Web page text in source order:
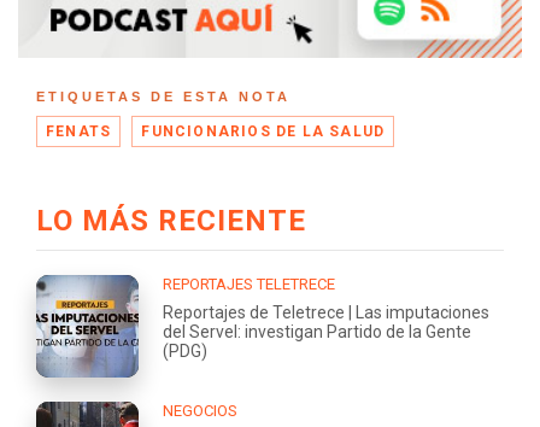
ETIQUETAS DE ESTA NOTA
FENATS FUNCIONARIOS DE LA SALUD
LO MÁS RECIENTE
REPORTAJES TELETRECE
Reportajes de Teletrece | Las imputaciones
del Servel: investigan Partido de la Gente
(PDG)
NEGOCIOS